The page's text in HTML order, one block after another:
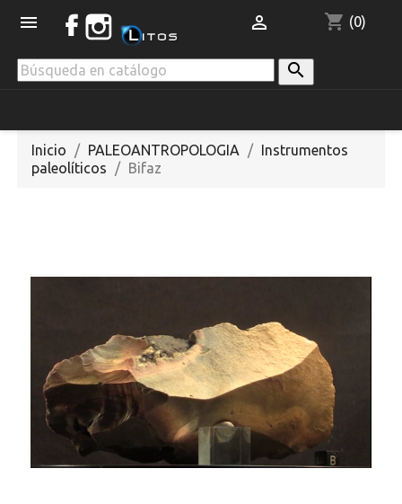
 shopping_cart (0)


Inicio PALEOANTROPOLOGIA
Instrumentos
paleolíticos
Bifaz